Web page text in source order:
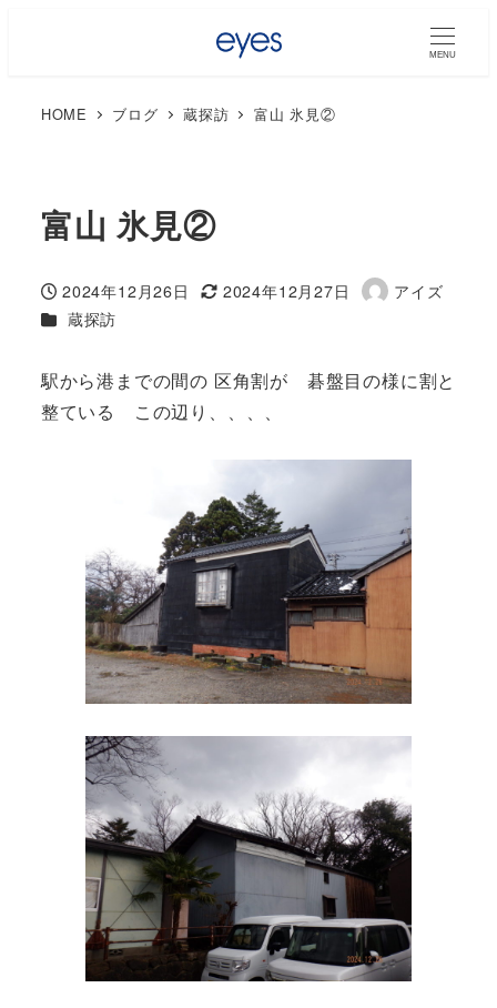
MENU
HOME ブログ 蔵探訪 富山 氷見②
富山 氷見②
投稿日
2024年12月26日
更新日
2024年12月27日
著
アイズ
カテゴリー
蔵探訪
駅から港までの間の 区角割が 碁盤目の様に割と
整ている この辺り、、、、